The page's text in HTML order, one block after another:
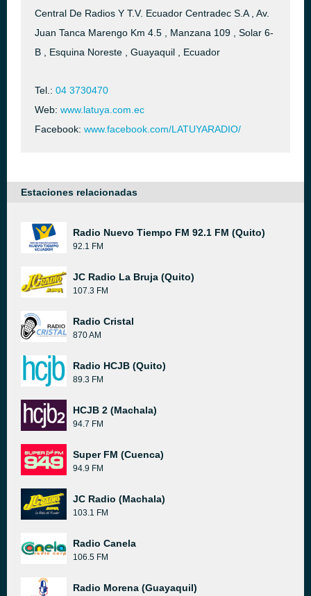
Central De Radios Y T.V. Ecuador Centradec S.A , Av.
Juan Tanca Marengo Km 4.5 , Manzana 109 , Solar 6-
B , Esquina Noreste , Guayaquil , Ecuador
Tel.: 04 3730470
Web: www.latuya.com.ec
Facebook: www.facebook.com/LATUYARADIO/
Estaciones relacionadas
Radio Nuevo Tiempo FM 92.1 FM (Quito)
92.1 FM
JC Radio La Bruja (Quito)
107.3 FM
Radio Cristal
870 AM
Radio HCJB (Quito)
89.3 FM
HCJB 2 (Machala)
94.7 FM
Super FM (Cuenca)
94.9 FM
JC Radio (Machala)
103.1 FM
Radio Canela
106.5 FM
Radio Morena (Guayaquil)